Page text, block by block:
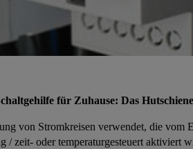
für Zuhause: Das
Stromkreisen verwendet, die vom
zeit- oder temperaturgesteuert